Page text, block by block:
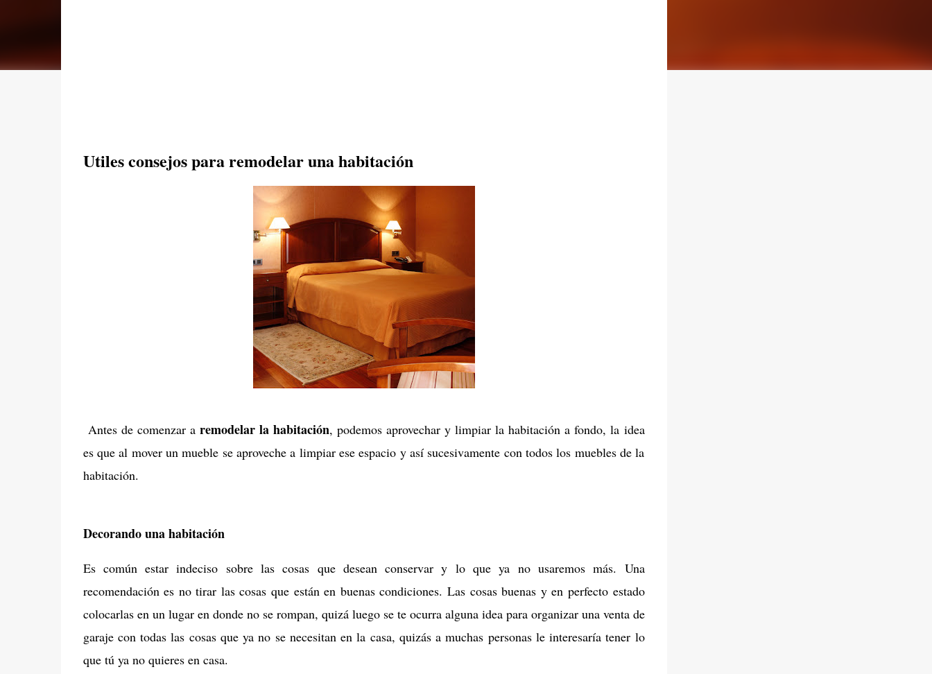
Utiles consejos para remodelar una habitación
Antes de comenzar a remodelar la habitación, podemos aprovechar y limpiar la habitación a fondo, la idea
es que al mover un mueble se aproveche a limpiar ese espacio y así sucesivamente con todos los muebles de la
habitación.
Decorando una habitación
Es común estar indeciso sobre las cosas que desean conservar y lo que ya no usaremos más. Una
recomendación es no tirar las cosas que están en buenas condiciones. Las cosas buenas y en perfecto estado
colocarlas en un lugar en donde no se rompan, quizá luego se te ocurra alguna idea para organizar una venta de
garaje con todas las cosas que ya no se necesitan en la casa, quizás a muchas personas le interesaría tener lo
que tú ya no quieres en casa.